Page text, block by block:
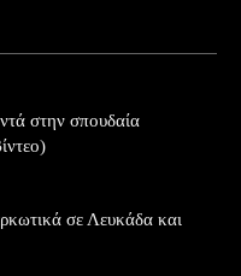
στην σπουδαία
σε Λευκάδα και